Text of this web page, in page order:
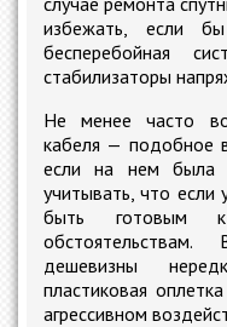
избежать, если
бесперебойная
стабилизаторы
Не менее часто
кабеля — подобное
если на нем была
учитывать, что
быть готовым к
дешевизны
пластиковая
агрессивном